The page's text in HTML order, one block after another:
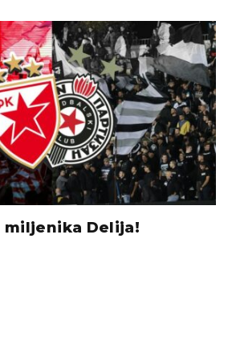
miljenika Delija!